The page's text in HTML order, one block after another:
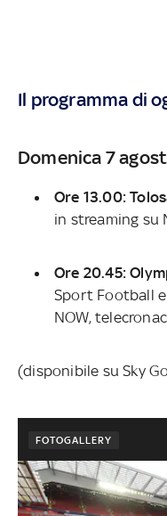
Il programma di
Domenica 7
Ore 13.00:
in streaming su
Ore 20.45:
Sport Football
NOW,
(disponibile su Sky
FOTOGALLERY